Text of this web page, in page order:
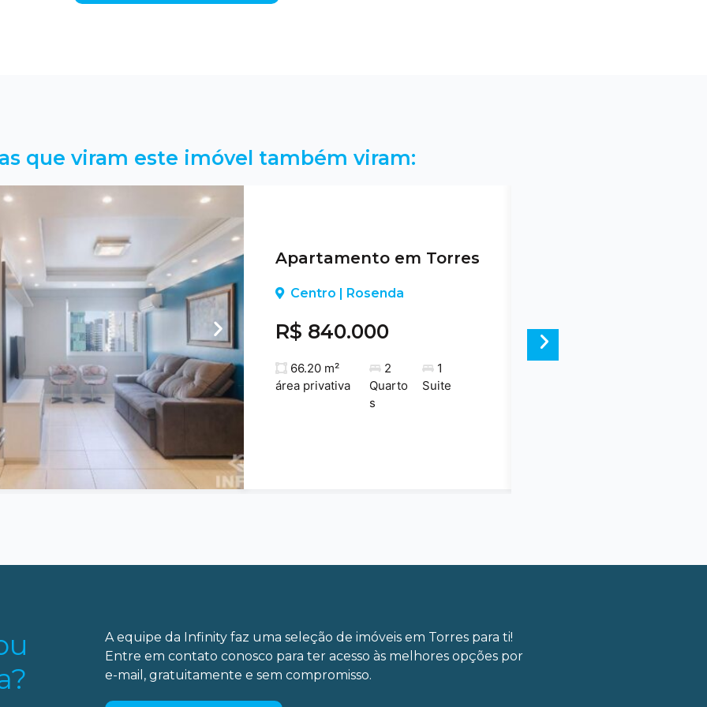
que viram este imóvel também viram:
Apartamento em Torres
Centro | Rosenda
R$ 840.000
66.20 m²
área privativa
2
Quarto
s
1
Suite
A equipe da Infinity faz uma seleção de imóveis em Torres para ti!
Entre em contato conosco para ter acesso às melhores opções por
e-mail, gratuitamente e sem compromisso.